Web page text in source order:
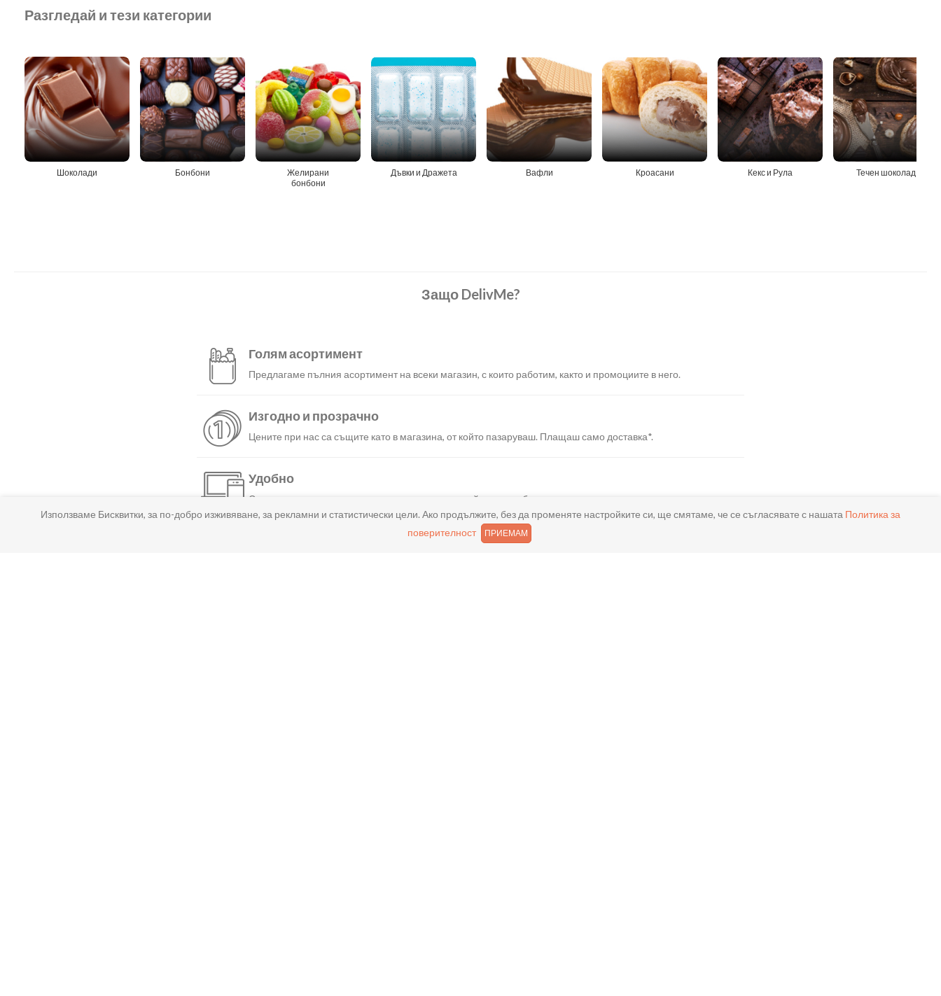
Разгледай и тези категории
Шоколади Бонбони
Желирани
бонбони
Дъвки и Дражета Вафли Кроасани Кекс и Рула Течен шоколад
Защо DelivMe?
Голям асортимент
Предлагаме пълния асортимент на всеки магазин, с които работим, както и промоциите в него.
Изгодно и прозрачно
Цените при нас са същите като в магазина, от който пазаруваш. Плащаш само доставка*.
Удобно
С няколко натискания създаваш поръчка, през сайта или мобилните ни приложения.
Използваме Бисквитки, за по-добро изживяване, за рекламни и статистически цели. Ако продължите, без да променяте настройките си, ще смятаме, че се съгласявате с нашата Политика за
поверителност
ПРИЕМАМ